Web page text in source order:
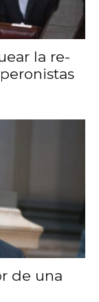
la re-
de una